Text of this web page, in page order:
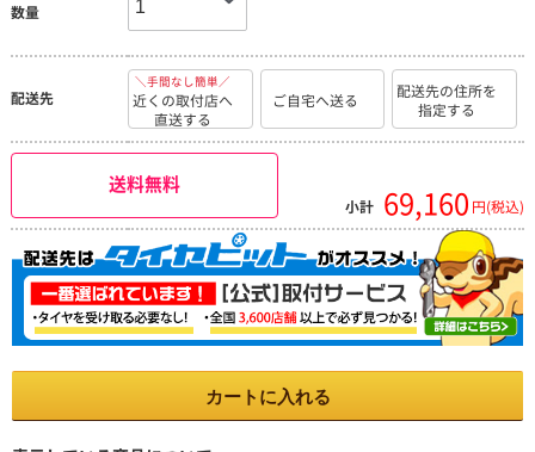
数量
配送先
＼手間なし簡単／
近くの取付店へ
直送する
ご自宅へ送る
配送先の住所を
指定する
送料無料
小計 69,160 円(税込)
カートに入れる